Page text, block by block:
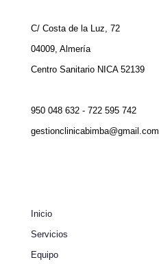
C/ Costa de la Luz, 72
04009, Almería
Centro Sanitario NICA 52139
950 048 632 - 722 595 742
gestionclinicabimba@gmail.com
Inicio
Servicios
Equipo